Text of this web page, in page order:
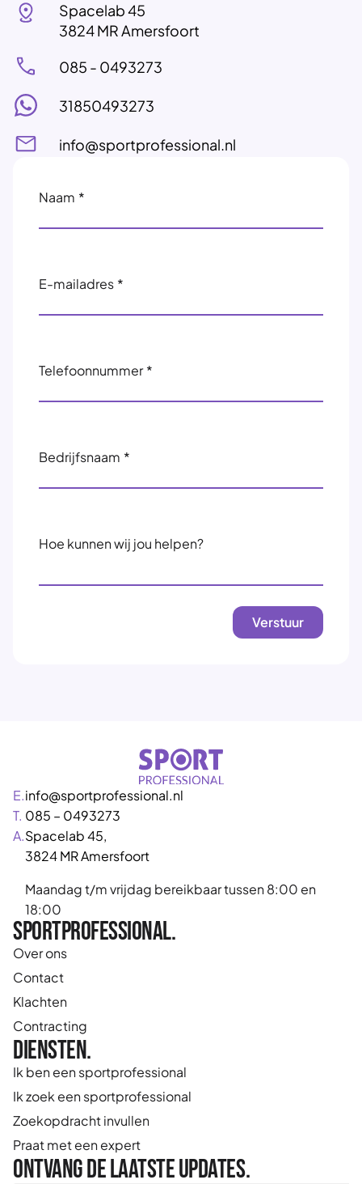
Spacelab 45
3824 MR Amersfoort
085 - 0493273
31850493273
info@sportprofessional.nl
Naam *
E-mailadres *
Telefoonnummer *
Bedrijfsnaam *
Hoe kunnen wij jou helpen?
E.
T.
A.
info@sportprofessional.nl
085 – 0493273
Spacelab 45,
3824 MR Amersfoort
Maandag t/m vrijdag bereikbaar tussen 8:00 en
18:00
Sportprofessional.
Over ons
Contact
Klachten
Contracting
Diensten.
Ik ben een sportprofessional
Ik zoek een sportprofessional
Zoekopdracht invullen
Praat met een expert
Ontvang de laatste updates.